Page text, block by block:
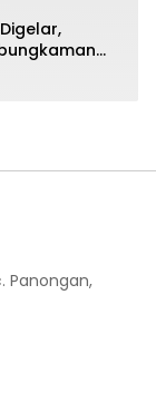
Panongan,